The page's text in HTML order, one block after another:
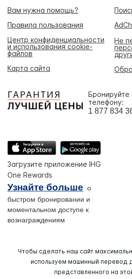
Вам нужна помощь?
Правила пользования
Центр конфиденциальности
и использования cookie-
файлов
Не
Карта сайта
Бронируйте
телефону:
1 877 834
Загрузите приложение IHG
One Rewards
Узнайте больше о
быстром бронировании и
моментальном доступе к
вознаграждениям
Чтобы сделать наш сайт
используем машинный перевод
представленного на